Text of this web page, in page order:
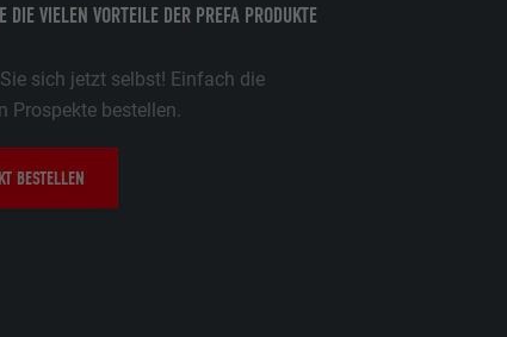
DIE VIELEN VORTEILE DER PREFA PRODUKTE
sich jetzt selbst! Einfach die
Prospekte bestellen.
BESTELLEN